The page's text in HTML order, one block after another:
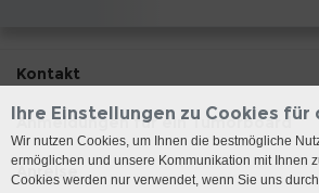
Kontakt
Anmeldungen für ein Tumorboard
Anreise
Ihre Einstellungen zu Cookies für
Wir nutzen Cookies, um Ihnen die bestmögliche
ermöglichen und unsere Kommunikation mit Ihnen
Cookies werden nur verwendet, wenn Sie uns